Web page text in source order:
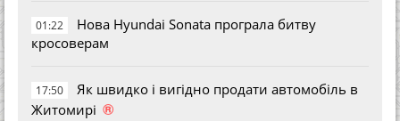
01:22
Нова Hyundai Sonata програла битву
кросоверам
17:50
Як швидко і вигідно продати автомобіль в
Житомирі ®